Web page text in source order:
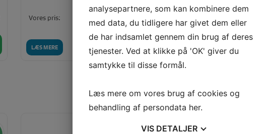
LÆS MERE
Vores pris:
LÆS MERE
Vores pris:
SENEST SETE PRODUKTER
analysepartnere, som kan kombinere dem
med data, du tidligere har givet dem eller
de har indsamlet gennem din brug af deres
tjenester. Ved at klikke på 'OK' giver du
samtykke til disse formål.
Læs mere om vores brug af cookies og
behandling af persondata her.
VIS DETALJER